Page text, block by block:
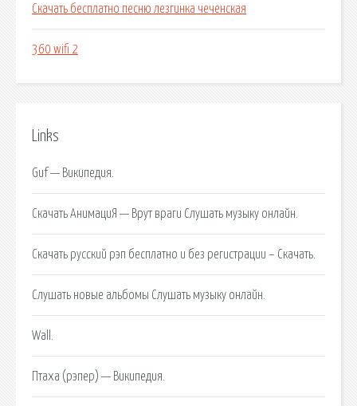
Скачать бесплатно песню лезгинка чеченская
360 wifi 2
Links
Guf — Википедия.
Скачать АнимациЯ — Врут враги Слушать музыку онлайн.
Скачать русский рэп бесплатно и без регистрации – Скачать.
Слушать новые альбомы Слушать музыку онлайн.
Wall.
Птаха (рэпер) — Википедия.